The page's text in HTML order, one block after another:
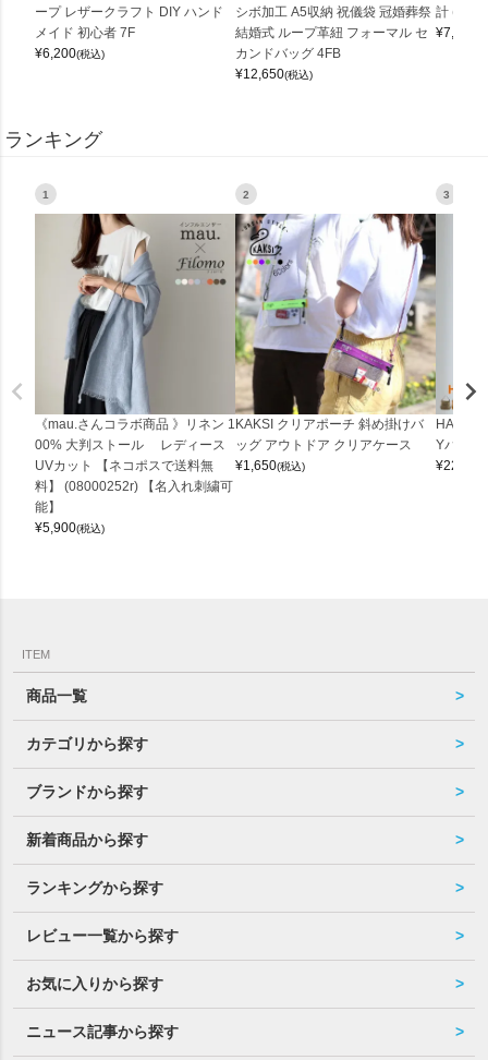
ープ レザークラフト DIY ハンド
メイド 初心者 7F
¥6,200(税込)
シボ加工 A5収納 祝儀袋 冠婚葬祭
結婚式 ループ革紐 フォーマル セ
カンドバッグ 4FB
¥12,650(税込)
計
¥7,150
ランキング
1
《mau.さんコラボ商品 》リネン 1
00% 大判ストール レディース
UVカット 【ネコポスで送料無
料】 (08000252r) 【名入れ刺繍可
能】
¥5,900(税込)
2
KAKSI クリアポーチ 斜め掛けバ
ッグ アウトドア クリアケース
¥1,650(税込)
3
Yバッグ
¥22,000
ITEM
商品一覧
カテゴリから探す
ブランドから探す
新着商品から探す
ランキングから探す
レビュー一覧から探す
お気に入りから探す
ニュース記事から探す